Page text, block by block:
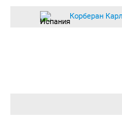
Корберан